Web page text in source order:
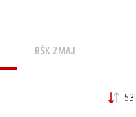
BŠK ZMAJ
53'